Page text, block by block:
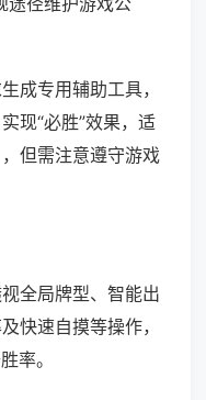
成专用辅助工具，
现“必胜”效果，适
但需注意遵守游戏
全局牌型、智能出
快速自摸等操作，
率。